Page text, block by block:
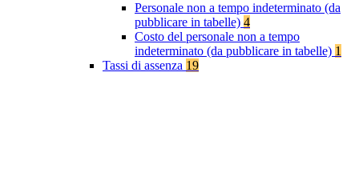
Personale non a tempo indeterminato (da
pubblicare in tabelle) 4
Costo del personale non a tempo
indeterminato (da pubblicare in tabelle) 1
Tassi di assenza 19